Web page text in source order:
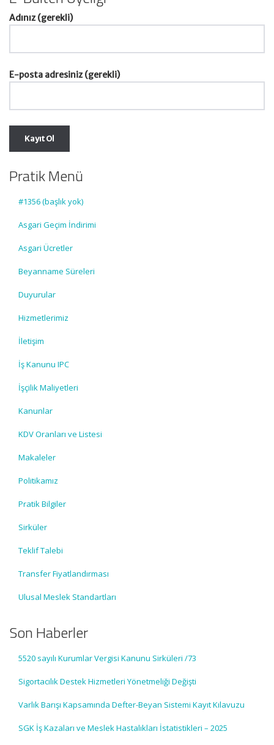
Adınız (gerekli)
E-posta adresiniz (gerekli)
Pratik Menü
#1356 (başlık yok)
Asgari Geçim İndirimi
Asgari Ücretler
Beyanname Süreleri
Duyurular
Hizmetlerimiz
İletişim
İş Kanunu IPC
İşçilik Maliyetleri
Kanunlar
KDV Oranları ve Listesi
Makaleler
Politikamız
Pratik Bilgiler
Sirküler
Teklif Talebi
Transfer Fiyatlandırması
Ulusal Meslek Standartları
Son Haberler
5520 sayılı Kurumlar Vergisi Kanunu Sirküleri /73
Sigortacılık Destek Hizmetleri Yönetmeliği Değişti
Varlık Barışı Kapsamında Defter-Beyan Sistemi Kayıt Kılavuzu
SGK İş Kazaları ve Meslek Hastalıkları İstatistikleri – 2025